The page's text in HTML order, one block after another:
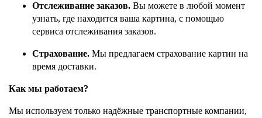
Отслеживание заказов. Вы можете в любой момент
узнать, где находится ваша картина, с помощью
сервиса отслеживания заказов.
Страхование. Мы предлагаем страхование картин на
время доставки.
Как мы работаем?
Мы используем только надёжные транспортные компании,